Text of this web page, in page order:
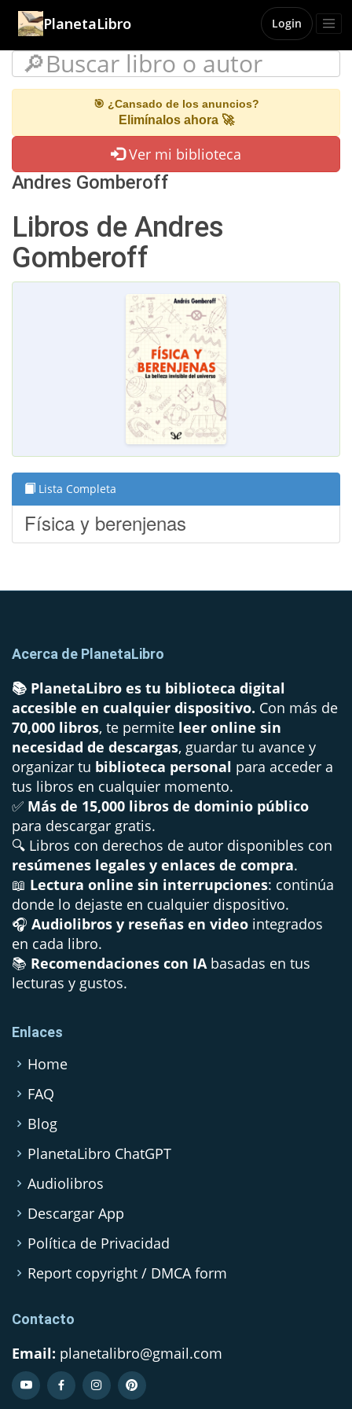
PlanetaLibro Login
🎯 ¿Cansado de los anuncios?
Elimínalos ahora 🚀
Ver mi biblioteca
Andres Gomberoff
Libros de Andres
Gomberoff
Lista Completa
Física y berenjenas
Acerca de PlanetaLibro
📚 PlanetaLibro es tu biblioteca digital
accesible en cualquier dispositivo. Con más de
70,000 libros, te permite leer online sin
necesidad de descargas, guardar tu avance y
organizar tu biblioteca personal para acceder a
tus libros en cualquier momento.
✅ Más de 15,000 libros de dominio público
para descargar gratis.
🔍 Libros con derechos de autor disponibles con
resúmenes legales y enlaces de compra.
📖 Lectura online sin interrupciones: continúa
donde lo dejaste en cualquier dispositivo.
🎧 Audiolibros y reseñas en video integrados
en cada libro.
📚 Recomendaciones con IAbasadas en tus
lecturas y gustos.
Enlaces
Home
FAQ
Blog
PlanetaLibro ChatGPT
Audiolibros
Descargar App
Política de Privacidad
Report copyright / DMCA form
Contacto
Email: planetalibro@gmail.com